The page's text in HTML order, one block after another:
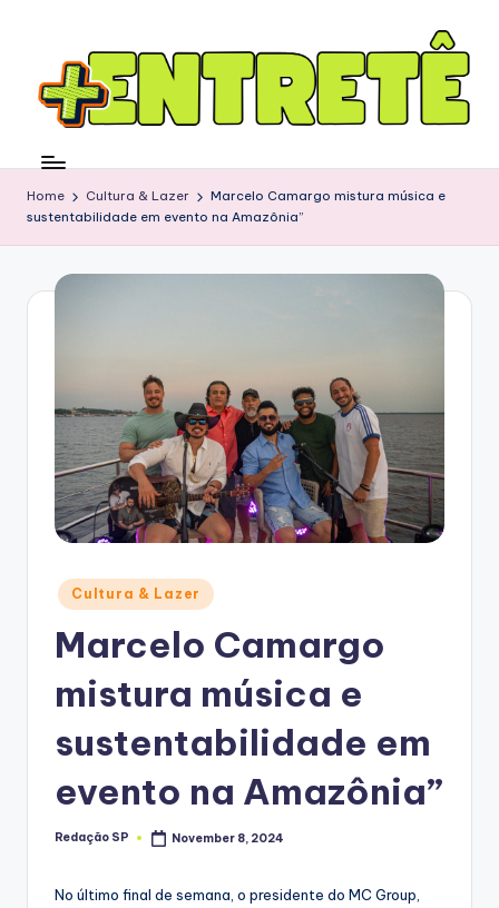
Home Cultura & Lazer
Marcelo Camargo mistura música e
sustentabilidade em evento na Amazônia”
Posted
in
Cultura & Lazer
Marcelo Camargo
mistura música e
sustentabilidade em
evento na Amazônia”
Posted
Redação SP November 8, 2024
No último final de semana, o presidente do MC Group,